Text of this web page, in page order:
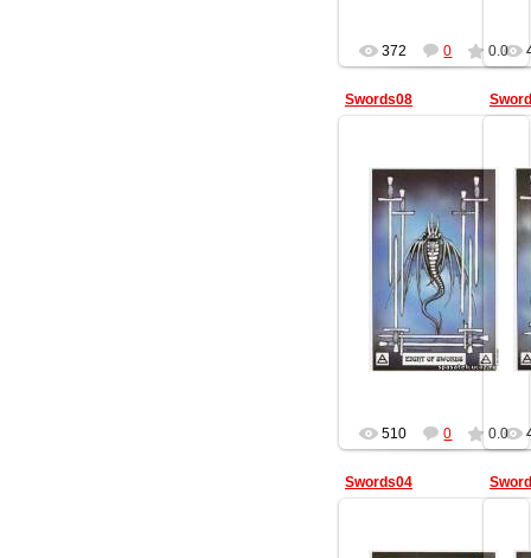
372 0 0.0
Swords08
13.02.2013
Геката
510 0 0.0
Swords04